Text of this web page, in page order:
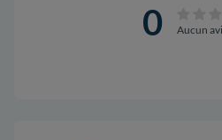
0 Aucun